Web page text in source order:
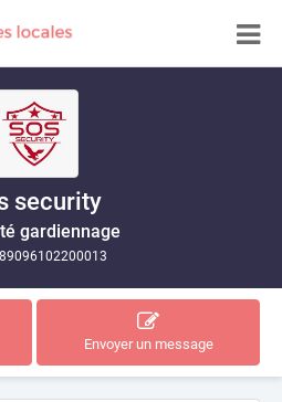
security
gardiennage
89096102200013
Envoyer un message